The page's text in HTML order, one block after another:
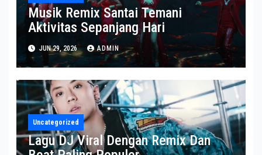
Musik Remix Santai Temani
Aktivitas Sepanjang Hari
JUN 29, 2026 ADMIN
Uncategorized
Lagu DJ Viral Dengan Remix Dan